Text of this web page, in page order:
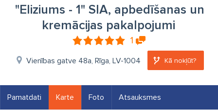
"Eliziums - 1" SIA, apbedīšanas un
kremācijas pakalpojumi
1
Vienības gatve 48a, Rīga, LV-1004 Kā nokļūt?
Pamatdati Karte Foto Atsauksmes